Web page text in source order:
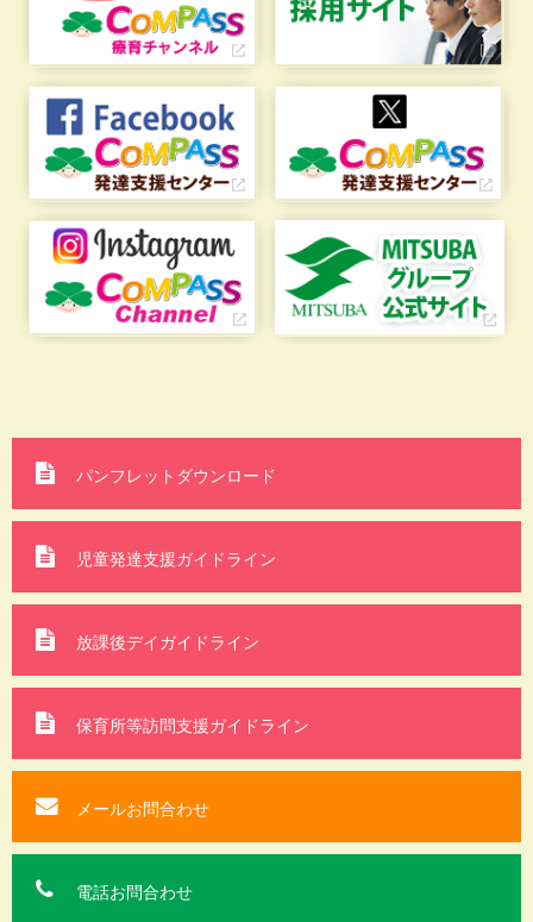
パンフレットダウンロード
児童発達支援ガイドライン
放課後デイガイドライン
保育所等訪問支援ガイドライン
メールお問合わせ
電話お問合わせ